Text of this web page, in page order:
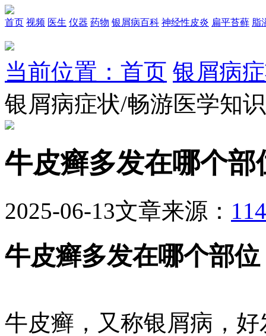
首页 视频 医生 仪器 药物 银屑病百科 神经性皮炎 扁平苔藓 脂
当前位置：首页 银屑病
银屑病症状/畅游医学知
牛皮癣多发在哪个部
2025-06-13文章来源：
牛皮癣多发在哪个部位
牛皮癣，又称银屑病，